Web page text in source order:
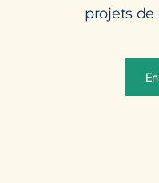
projets